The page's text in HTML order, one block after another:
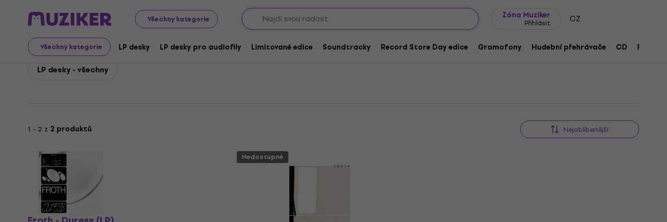
Všechny kategorie
Zóna Muziker
Přihlásit CZ
Všechny kategorie LP desky LP desky pro audiofily Limitované edice Soundtracky Record Store Day edice Gramofony Hudební přehrávače CD
Froth Froth LP desky
Froth LP desky
LP desky - všechny
1 - 2 z 2 produktů Nejoblíbenější
Nedostupné